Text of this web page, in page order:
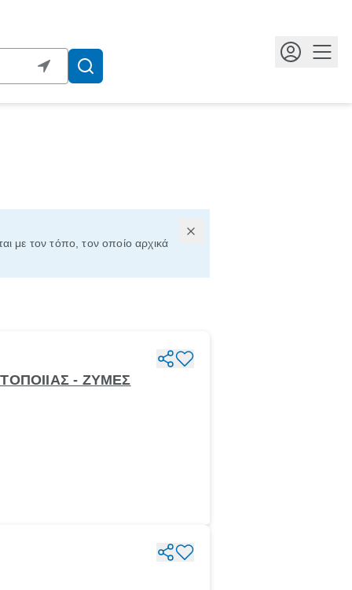
με τον τόπο, τον οποίο αρχικά
- ΖΥΜΕΣ